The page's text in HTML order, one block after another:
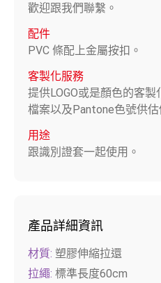
歡迎跟我們聯繫。
配件
PVC 條配上金屬按扣。
客製化服務
提供LOGO或是顏色的客製
檔案以及Pantone色號供估
用途
跟識別證套一起使用。
產品詳細資訊
材質: 塑膠伸縮拉還
拉繩: 標準長度60cm